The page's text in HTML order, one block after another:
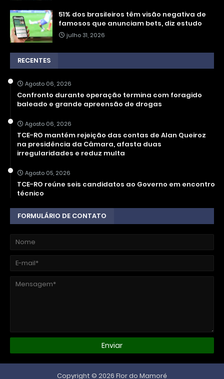
51% dos brasileiros têm visão negativa de
famosos que anunciam bets, diz estudo
julho 31, 2026
RECENTES
Agosto 06, 2026
Confronto durante operação termina com foragido
baleado e grande apreensão de drogas
Agosto 06, 2026
TCE-RO mantém rejeição das contas de Alan Queiroz
na presidência da Câmara, afasta duas
irregularidades e reduz multa
Agosto 05, 2026
TCE-RO reúne seis candidatos ao Governo em encontro
técnico
FORMULÁRIO DE CONTATO
Copyright © 2026 Flor do Mamoré